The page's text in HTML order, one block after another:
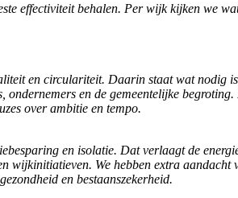
effectiviteit behalen. Per wijk kijken we
en circulariteit. Daarin staat wat nodig
en de gemeentelijke
over ambitie en tempo.
en isolatie. Dat verlaagt de
wijkinitiatieven. We hebben extra
en bestaanszekerheid.